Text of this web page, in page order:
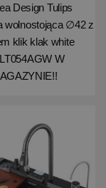
Design Tulips
wolnostojąca ∅42 z
klik klak white
W